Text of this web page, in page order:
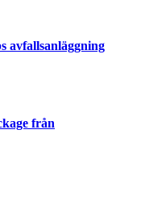
avfallsanläggning
från